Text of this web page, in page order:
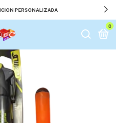
PERSONALIZADA
0